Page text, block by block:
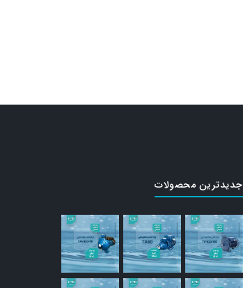
جدیدترین محصولات